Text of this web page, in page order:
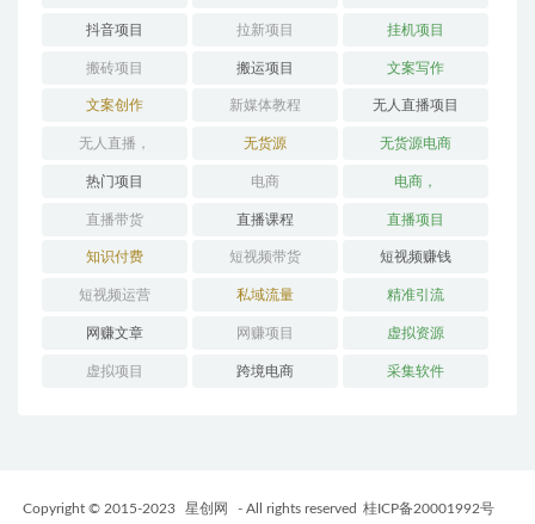
抖音项目 拉新项目 挂机项目
搬砖项目 搬运项目 文案写作
文案创作 新媒体教程 无人直播项目
无人直播， 无货源 无货源电商
热门项目 电商 电商，
直播带货 直播课程 直播项目
知识付费 短视频带货 短视频赚钱
短视频运营 私域流量 精准引流
网赚文章 网赚项目 虚拟资源
虚拟项目 跨境电商 采集软件
Copyright © 2015-2023 星创网 - All rights reserved 桂ICP备20001992号